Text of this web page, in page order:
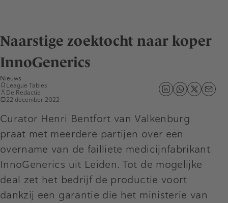
Naarstige zoektocht naar koper
InnoGenerics
Nieuws
League Tables
De Redactie
22 december 2022
Curator Henri Bentfort van Valkenburg
praat met meerdere partijen over een
overname van de failliete medicijnfabrikant
InnoGenerics uit Leiden. Tot de mogelijke
deal zet het bedrijf de productie voort
dankzij een garantie die het ministerie van